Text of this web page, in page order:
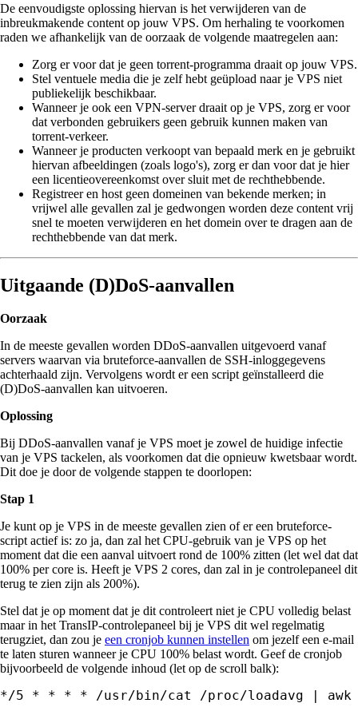
De eenvoudigste oplossing hiervan is het verwijderen van de
inbreukmakende content op jouw VPS. Om herhaling te voorkomen
raden we afhankelijk van de oorzaak de volgende maatregelen aan:
Zorg er voor dat je geen torrent-programma draait op jouw VPS.
Stel ventuele media die je zelf hebt geüpload naar je VPS niet
publiekelijk beschikbaar.
Wanneer je ook een VPN-server draait op je VPS, zorg er voor
dat verbonden gebruikers geen gebruik kunnen maken van
torrent-verkeer.
Wanneer je producten verkoopt van bepaald merk en je gebruikt
hiervan afbeeldingen (zoals logo's), zorg er dan voor dat je hier
een licentieovereenkomst over sluit met de rechthebbende.
Registreer en host geen domeinen van bekende merken; in
vrijwel alle gevallen zal je gedwongen worden deze content vrij
snel te moeten verwijderen en het domein over te dragen aan de
rechthebbende van dat merk.
Uitgaande (D)DoS-aanvallen
Oorzaak
In de meeste gevallen worden DDoS-aanvallen uitgevoerd vanaf
servers waarvan via bruteforce-aanvallen de SSH-inloggegevens
achterhaald zijn. Vervolgens wordt er een script geïnstalleerd die
(D)DoS-aanvallen kan uitvoeren.
Oplossing
Bij DDoS-aanvallen vanaf je VPS moet je zowel de huidige infectie
van je VPS tackelen, als voorkomen dat die opnieuw kwetsbaar wordt.
Dit doe je door de volgende stappen te doorlopen:
Stap 1
Je kunt op je VPS in de meeste gevallen zien of er een bruteforce-
script actief is: zo ja, dan zal het CPU-gebruik van je VPS op het
moment dat die een aanval uitvoert rond de 100% zitten (let wel dat dat
100% per core is. Heeft je VPS 2 cores, dan zal in je controlepaneel dit
terug te zien zijn als 200%).
Stel dat je op moment dat je dit controleert niet je CPU volledig belast
maar in het TransIP-controlepaneel bij je VPS dit wel regelmatig
terugziet, dan zou je een cronjob kunnen instellen om jezelf een e-mail
te laten sturen wanneer je CPU 100% belast wordt. Geef de cronjob
bijvoorbeeld de volgende inhoud (let op de scroll balk):
*/5 * * * * /usr/bin/cat /proc/loadavg | awk